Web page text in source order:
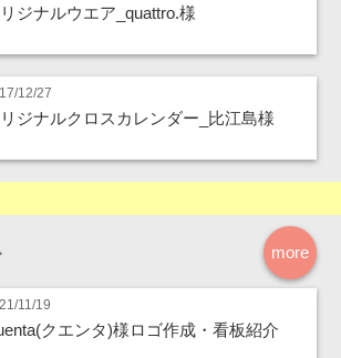
ジナルウエア_quattro.様
12/27
ジナルクロスカレンダー_比江島様
more
11/19
クエンタ)様ロゴ作成・看板紹介